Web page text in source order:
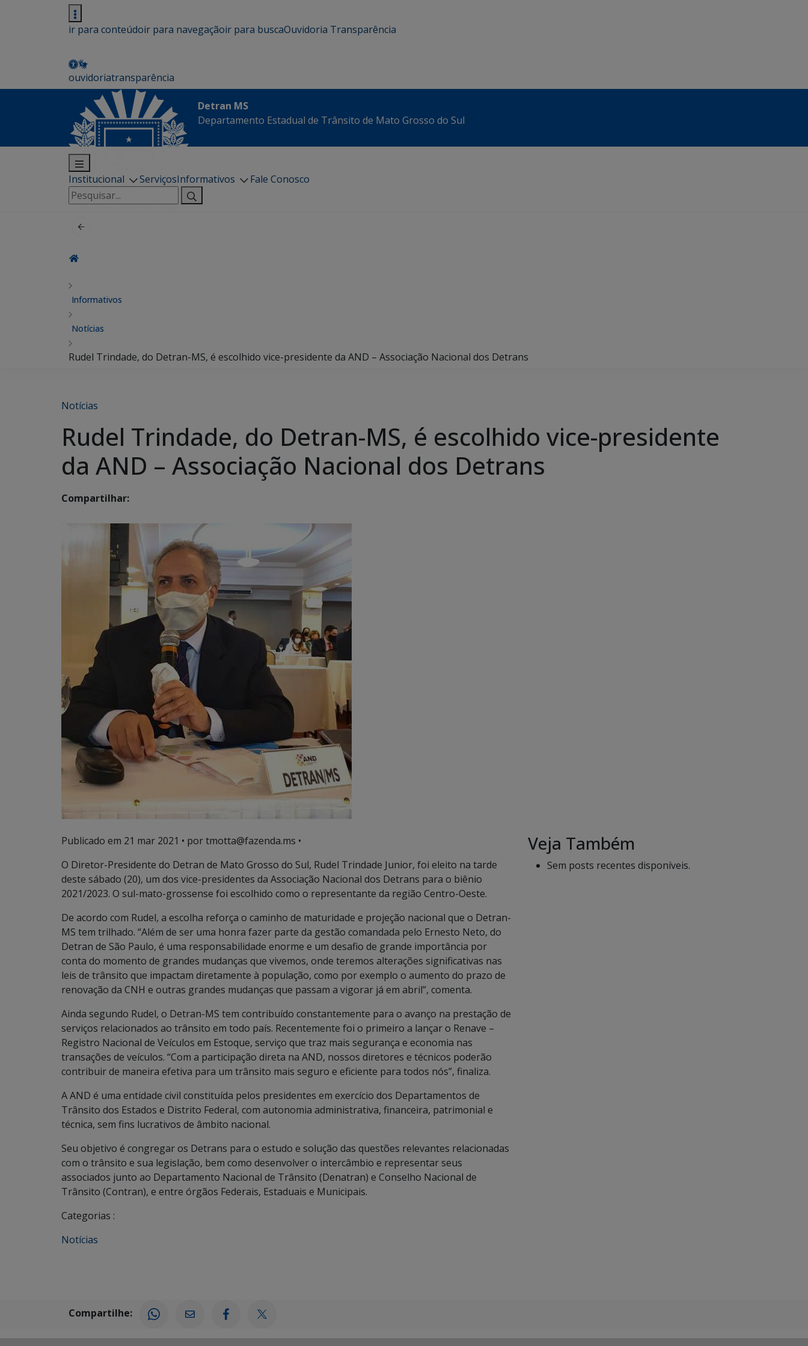
ir para conteúdoir para navegaçãoir para buscaOuvidoria Transparência
ouvidoriatransparência
Detran MS
Departamento Estadual de Trânsito de Mato Grosso do Sul
Institucional ServiçosInformativos
Fale Conosco
Pesquisar
por:
Informativos
Notícias
Rudel Trindade, do Detran-MS, é escolhido vice-presidente da AND – Associação Nacional dos Detrans
Notícias
Rudel Trindade, do Detran-MS, é escolhido vice-presidente
da AND – Associação Nacional dos Detrans
Compartilhar:
Publicado em 21 mar 2021 • por tmotta@fazenda.ms •
O Diretor-Presidente do Detran de Mato Grosso do Sul, Rudel Trindade Junior, foi eleito na tarde
deste sábado (20), um dos vice-presidentes da Associação Nacional dos Detrans para o biênio
2021/2023. O sul-mato-grossense foi escolhido como o representante da região Centro-Oeste.
De acordo com Rudel, a escolha reforça o caminho de maturidade e projeção nacional que o Detran-
MS tem trilhado. “Além de ser uma honra fazer parte da gestão comandada pelo Ernesto Neto, do
Detran de São Paulo, é uma responsabilidade enorme e um desafio de grande importância por
conta do momento de grandes mudanças que vivemos, onde teremos alterações significativas nas
leis de trânsito que impactam diretamente à população, como por exemplo o aumento do prazo de
renovação da CNH e outras grandes mudanças que passam a vigorar já em abril”, comenta.
Ainda segundo Rudel, o Detran-MS tem contribuído constantemente para o avanço na prestação de
serviços relacionados ao trânsito em todo país. Recentemente foi o primeiro a lançar o Renave –
Registro Nacional de Veículos em Estoque, serviço que traz mais segurança e economia nas
transações de veículos. “Com a participação direta na AND, nossos diretores e técnicos poderão
contribuir de maneira efetiva para um trânsito mais seguro e eficiente para todos nós”, finaliza.
A AND é uma entidade civil constituída pelos presidentes em exercício dos Departamentos de
Trânsito dos Estados e Distrito Federal, com autonomia administrativa, financeira, patrimonial e
técnica, sem fins lucrativos de âmbito nacional.
Seu objetivo é congregar os Detrans para o estudo e solução das questões relevantes relacionadas
com o trânsito e sua legislação, bem como desenvolver o intercâmbio e representar seus
associados junto ao Departamento Nacional de Trânsito (Denatran) e Conselho Nacional de
Trânsito (Contran), e entre órgãos Federais, Estaduais e Municipais.
Categorias :
Notícias
Veja Também
Sem posts recentes disponíveis.
Compartilhe: